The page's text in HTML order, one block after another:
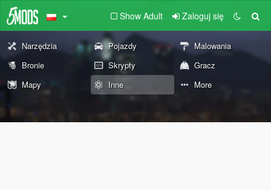
Show Adult Zaloguj się
Narzędzia Pojazdy
Malowania
Bronie
Skrypty
Gracz
Mapy
Inne More